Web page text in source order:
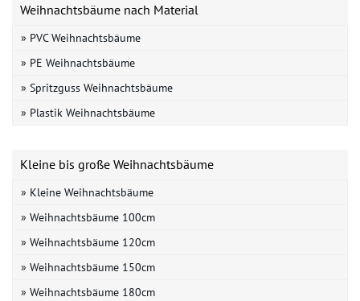
Weihnachtsbäume nach Material
» PVC Weihnachtsbäume
» PE Weihnachtsbäume
» Spritzguss Weihnachtsbäume
» Plastik Weihnachtsbäume
Kleine bis große Weihnachtsbäume
» Kleine Weihnachtsbäume
» Weihnachtsbäume 100cm
» Weihnachtsbäume 120cm
» Weihnachtsbäume 150cm
» Weihnachtsbäume 180cm